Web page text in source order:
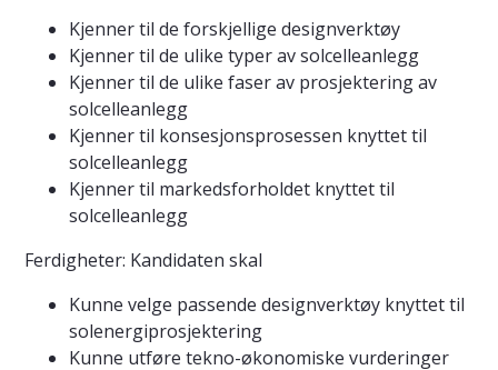
Kjenner til de forskjellige designverktøy
Kjenner til de ulike typer av solcelleanlegg
Kjenner til de ulike faser av prosjektering av
solcelleanlegg
Kjenner til konsesjonsprosessen knyttet til
solcelleanlegg
Kjenner til markedsforholdet knyttet til
solcelleanlegg
Ferdigheter: Kandidaten skal
Kunne velge passende designverktøy knyttet til
solenergiprosjektering
Kunne utføre tekno-økonomiske vurderinger